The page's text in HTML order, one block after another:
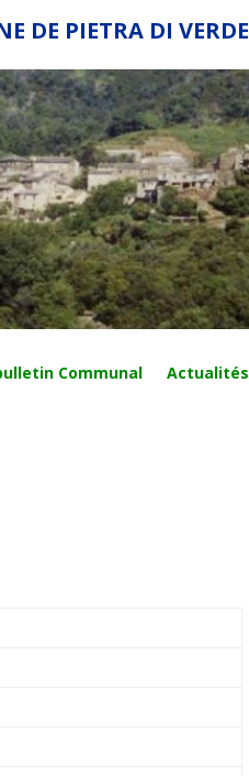
DE PIETRA DI VERDE
Communal Actualités